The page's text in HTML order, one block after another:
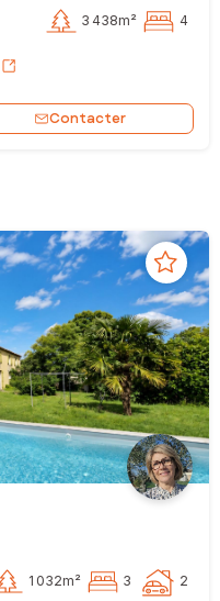
3 438m² 4
Contacter
1 032m² 3 2